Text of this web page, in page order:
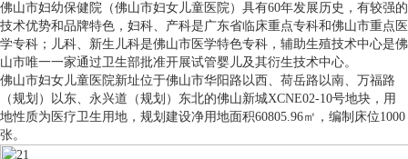
佛山市妇幼保健院（佛山市妇女儿童医院）具有60年发展历史，有较强的
技术优势和品牌特色，妇科、产科是广东省临床重点专科和佛山市重点医
学专科；儿科、新生儿科是佛山市医学特色专科，辅助生殖技术中心是佛
山市唯一一家通过卫生部批准开展试管婴儿及其衍生技术中心。
佛山市妇女儿童医院新址位于佛山市华阳路以西、荷岳路以南、万福路
（规划）以东、永兴道（规划）东北的佛山新城XCNE02-10号地块，用
地性质为医疗卫生用地，规划建设净用地面积60805.96㎡，编制床位1000
张。